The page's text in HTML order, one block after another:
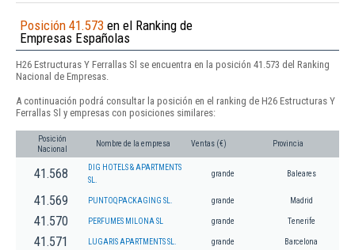
Posición 41.573 en el Ranking de
Empresas Españolas
H26 Estructuras Y Ferrallas Sl se encuentra en la posición 41.573 del Ranking
Nacional de Empresas.
A continuación podrá consultar la posición en el ranking de H26 Estructuras Y
Ferrallas Sl y empresas con posiciones similares:
Posición
Nacional
Nombre de la empresa Ventas (€) Provincia
41.568
DIG HOTELS & APARTMENTS
SL.
grande Baleares
41.569 PUNTOQPACKAGING SL. grande Madrid
41.570 PERFUMES MILONA SL grande Tenerife
41.571 LUGARIS APARTMENTS SL. grande Barcelona